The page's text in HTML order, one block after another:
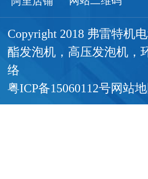
Copyright 2018 弗雷特机
酯发泡机 ， 高压发泡机 ，
络
粤ICP备15060112号网站